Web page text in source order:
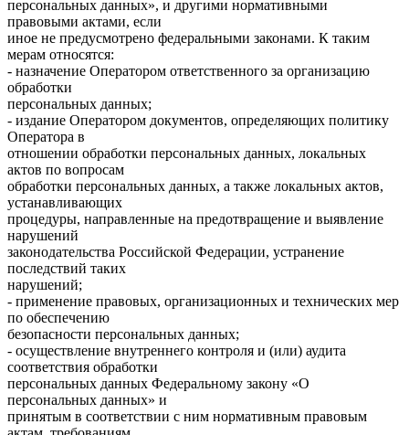
персональных данных», и другими нормативными
правовыми актами, если
иное не предусмотрено федеральными законами. К таким
мерам относятся:
- назначение Оператором ответственного за организацию
обработки
персональных данных;
- издание Оператором документов, определяющих политику
Оператора в
отношении обработки персональных данных, локальных
актов по вопросам
обработки персональных данных, а также локальных актов,
устанавливающих
процедуры, направленные на предотвращение и выявление
нарушений
законодательства Российской Федерации, устранение
последствий таких
нарушений;
- применение правовых, организационных и технических мер
по обеспечению
безопасности персональных данных;
- осуществление внутреннего контроля и (или) аудита
соответствия обработки
персональных данных Федеральному закону «О
персональных данных» и
принятым в соответствии с ним нормативным правовым